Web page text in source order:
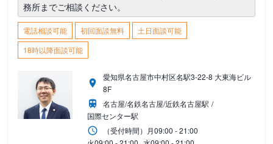
務所までご相談ください。
電話相談可能 初回面談無料
土日面談可能
18時以降面談可能
愛知県名古屋市中村区名駅3-22-8 大東海ビル
8F
名古屋/名鉄名古屋/近鉄名古屋駅
国際センター駅
（受付時間） 月09:00 - 21:00